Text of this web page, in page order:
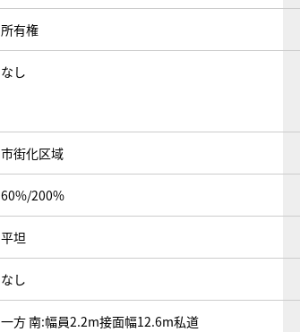
所有権
なし
市街化区域
60%/200%
平坦
なし
一方 南:幅員2.2m接面幅12.6m私道